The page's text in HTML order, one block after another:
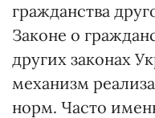
гражданства
Законе о
других законах
механизм
норм. Часто